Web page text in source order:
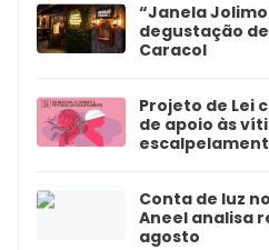
“Janela
degustação
Caracol
Projeto de Lei
de apoio às
Conta de luz
Aneel analisa
agosto